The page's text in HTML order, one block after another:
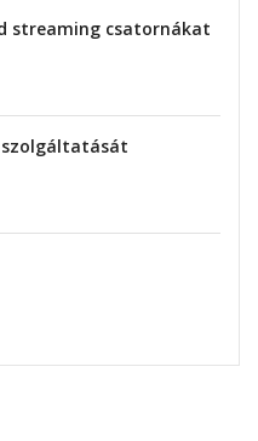
streaming csatornákat